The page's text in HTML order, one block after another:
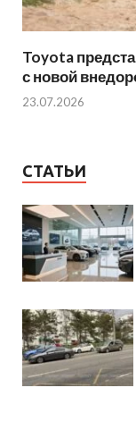
Toyota
с новой
23.07.2026
СТАТЬИ